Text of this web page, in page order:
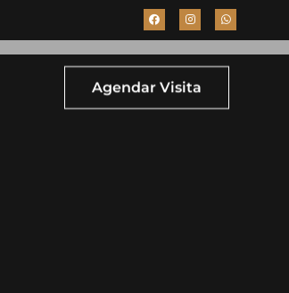
Agendar Visita